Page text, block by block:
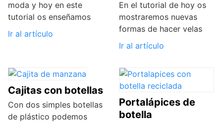
moda y hoy en este
tutorial os enseñamos
Ir al artículo
En el tutorial de hoy os
mostraremos nuevas
formas de hacer velas
Ir al artículo
Cajitas con botellas
Con dos simples botellas
de plástico podemos
Portalápices de
botella